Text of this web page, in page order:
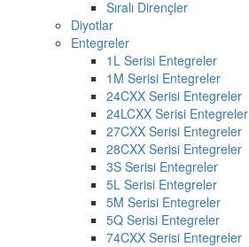
Sıralı Dirençler
Diyotlar
Entegreler
1L Serisi Entegreler
1M Serisi Entegreler
24CXX Serisi Entegreler
24LCXX Serisi Entegreler
27CXX Serisi Entegreler
28CXX Serisi Entegreler
3S Serisi Entegreler
5L Serisi Entegreler
5M Serisi Entegreler
5Q Serisi Entegreler
74CXX Serisi Entegreler